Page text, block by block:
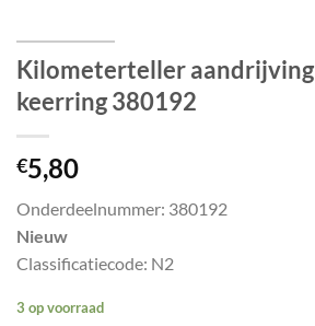
Kilometerteller aandrijving
keerring 380192
€5,80
Onderdeelnummer: 380192
Nieuw
Classificatiecode: N2
3 op voorraad